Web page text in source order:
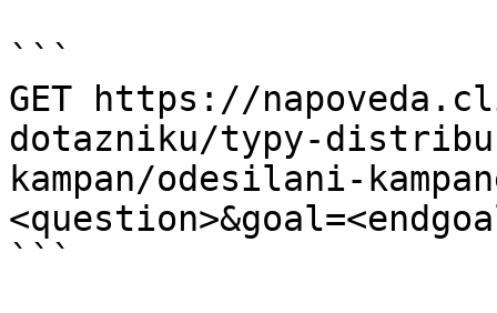
```
GET https://
dotazniku/typy-
kampan/odesilani-
```